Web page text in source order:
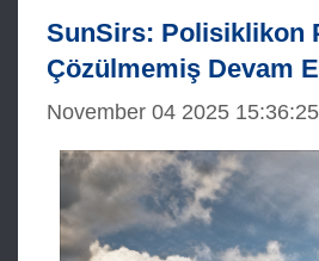
SunSirs: Polisiklikon
Çözülmemiş Devam
November 04 2025